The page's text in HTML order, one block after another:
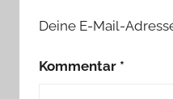
Deine E-Mail-
Kommentar *